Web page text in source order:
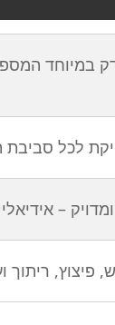
מטר) – פאנל דק